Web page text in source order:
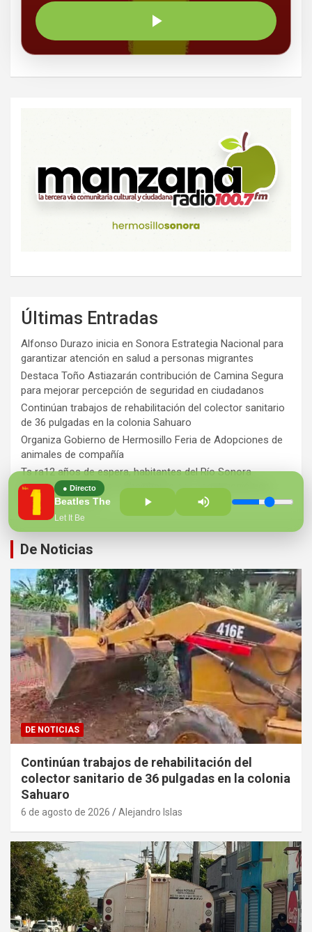
● Directo
Beatles The
Let It Be
Últimas Entradas
Alfonso Durazo inicia en Sonora Estrategia Nacional para
garantizar atención en salud a personas migrantes
Destaca Toño Astiazarán contribución de Camina Segura
para mejorar percepción de seguridad en ciudadanos
Continúan trabajos de rehabilitación del colector sanitario
de 36 pulgadas en la colonia Sahuaro
Organiza Gobierno de Hermosillo Feria de Adopciones de
animales de compañía
Ts ra12 años de espera, habitantes del Río Sonora
agradecen a Durazo y Sheinbaum por construcción de
Hospital Regional
De Noticias
DE NOTICIAS
Continúan trabajos de rehabilitación del
colector sanitario de 36 pulgadas en la colonia
Sahuaro
6 de agosto de 2026 Alejandro Islas